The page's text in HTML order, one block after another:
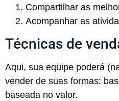
Compartilhar as
Acompanhar as
Técnicas de
Aqui, sua equipe poderá
vender de suas formas:
baseada no valor.